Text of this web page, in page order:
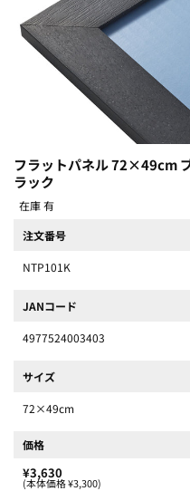
す
す
フラットパネル 72×49cm
ラック
在庫 有
注文番号
NTP101K
JANコード
4977524003403
サイズ
72×49cm
価格
¥3,630
(本体価格 ¥3,300)